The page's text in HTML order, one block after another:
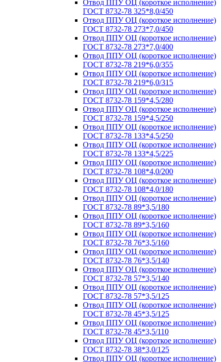
Отвод ППУ ОЦ (короткое исполнение)
ГОСТ 8732-78 325*8,0/450
Отвод ППУ ОЦ (короткое исполнение)
ГОСТ 8732-78 273*7,0/450
Отвод ППУ ОЦ (короткое исполнение)
ГОСТ 8732-78 273*7,0/400
Отвод ППУ ОЦ (короткое исполнение)
ГОСТ 8732-78 219*6,0/355
Отвод ППУ ОЦ (короткое исполнение)
ГОСТ 8732-78 219*6,0/315
Отвод ППУ ОЦ (короткое исполнение)
ГОСТ 8732-78 159*4,5/280
Отвод ППУ ОЦ (короткое исполнение)
ГОСТ 8732-78 159*4,5/250
Отвод ППУ ОЦ (короткое исполнение)
ГОСТ 8732-78 133*4,5/250
Отвод ППУ ОЦ (короткое исполнение)
ГОСТ 8732-78 133*4,5/225
Отвод ППУ ОЦ (короткое исполнение)
ГОСТ 8732-78 108*4,0/200
Отвод ППУ ОЦ (короткое исполнение)
ГОСТ 8732-78 108*4,0/180
Отвод ППУ ОЦ (короткое исполнение)
ГОСТ 8732-78 89*3,5/180
Отвод ППУ ОЦ (короткое исполнение)
ГОСТ 8732-78 89*3,5/160
Отвод ППУ ОЦ (короткое исполнение)
ГОСТ 8732-78 76*3,5/160
Отвод ППУ ОЦ (короткое исполнение)
ГОСТ 8732-78 76*3,5/140
Отвод ППУ ОЦ (короткое исполнение)
ГОСТ 8732-78 57*3,5/140
Отвод ППУ ОЦ (короткое исполнение)
ГОСТ 8732-78 57*3,5/125
Отвод ППУ ОЦ (короткое исполнение)
ГОСТ 8732-78 45*3,5/125
Отвод ППУ ОЦ (короткое исполнение)
ГОСТ 8732-78 45*3,5/110
Отвод ППУ ОЦ (короткое исполнение)
ГОСТ 8732-78 38*3,0/125
Отвод ППУ ОЦ (короткое исполнение)